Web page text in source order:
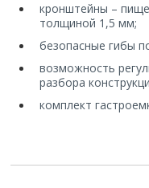
кронштейны –
толщиной 1,5 мм;
безопасные гибы
возможность
разбора
комплект